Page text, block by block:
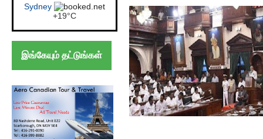
Sydney
+19°C
இங்கேயும் தட்டுங்கள்